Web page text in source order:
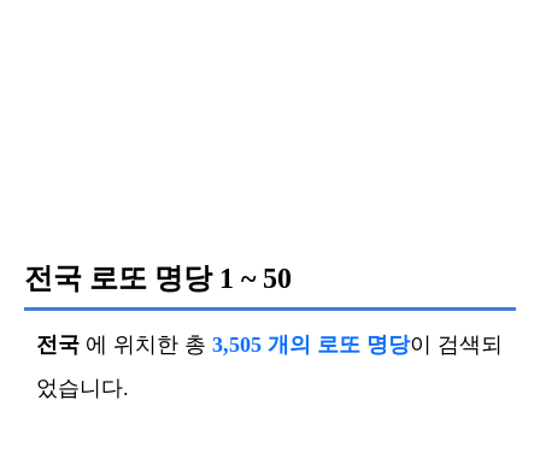
전국 로또 명당1 ~ 50
전국 에 위치한 총 3,505 개의 로또 명당이 검색되
었습니다.